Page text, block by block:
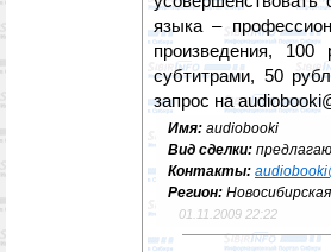
языка –
произведения,
субтитрами, 50
запрос на
Имя: audiobooki
Вид сделки: предлагаю
Контакты:
Регион:
01.11.2009 22:22